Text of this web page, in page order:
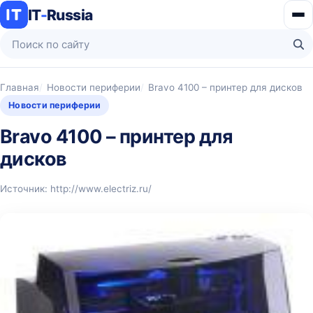
IT-Russia
Поиск по сайту
Главная Новости периферии Bravo 4100 – принтер для дисков
Новости периферии
Bravo 4100 – принтер для
дисков
Источник: http://www.electriz.ru/